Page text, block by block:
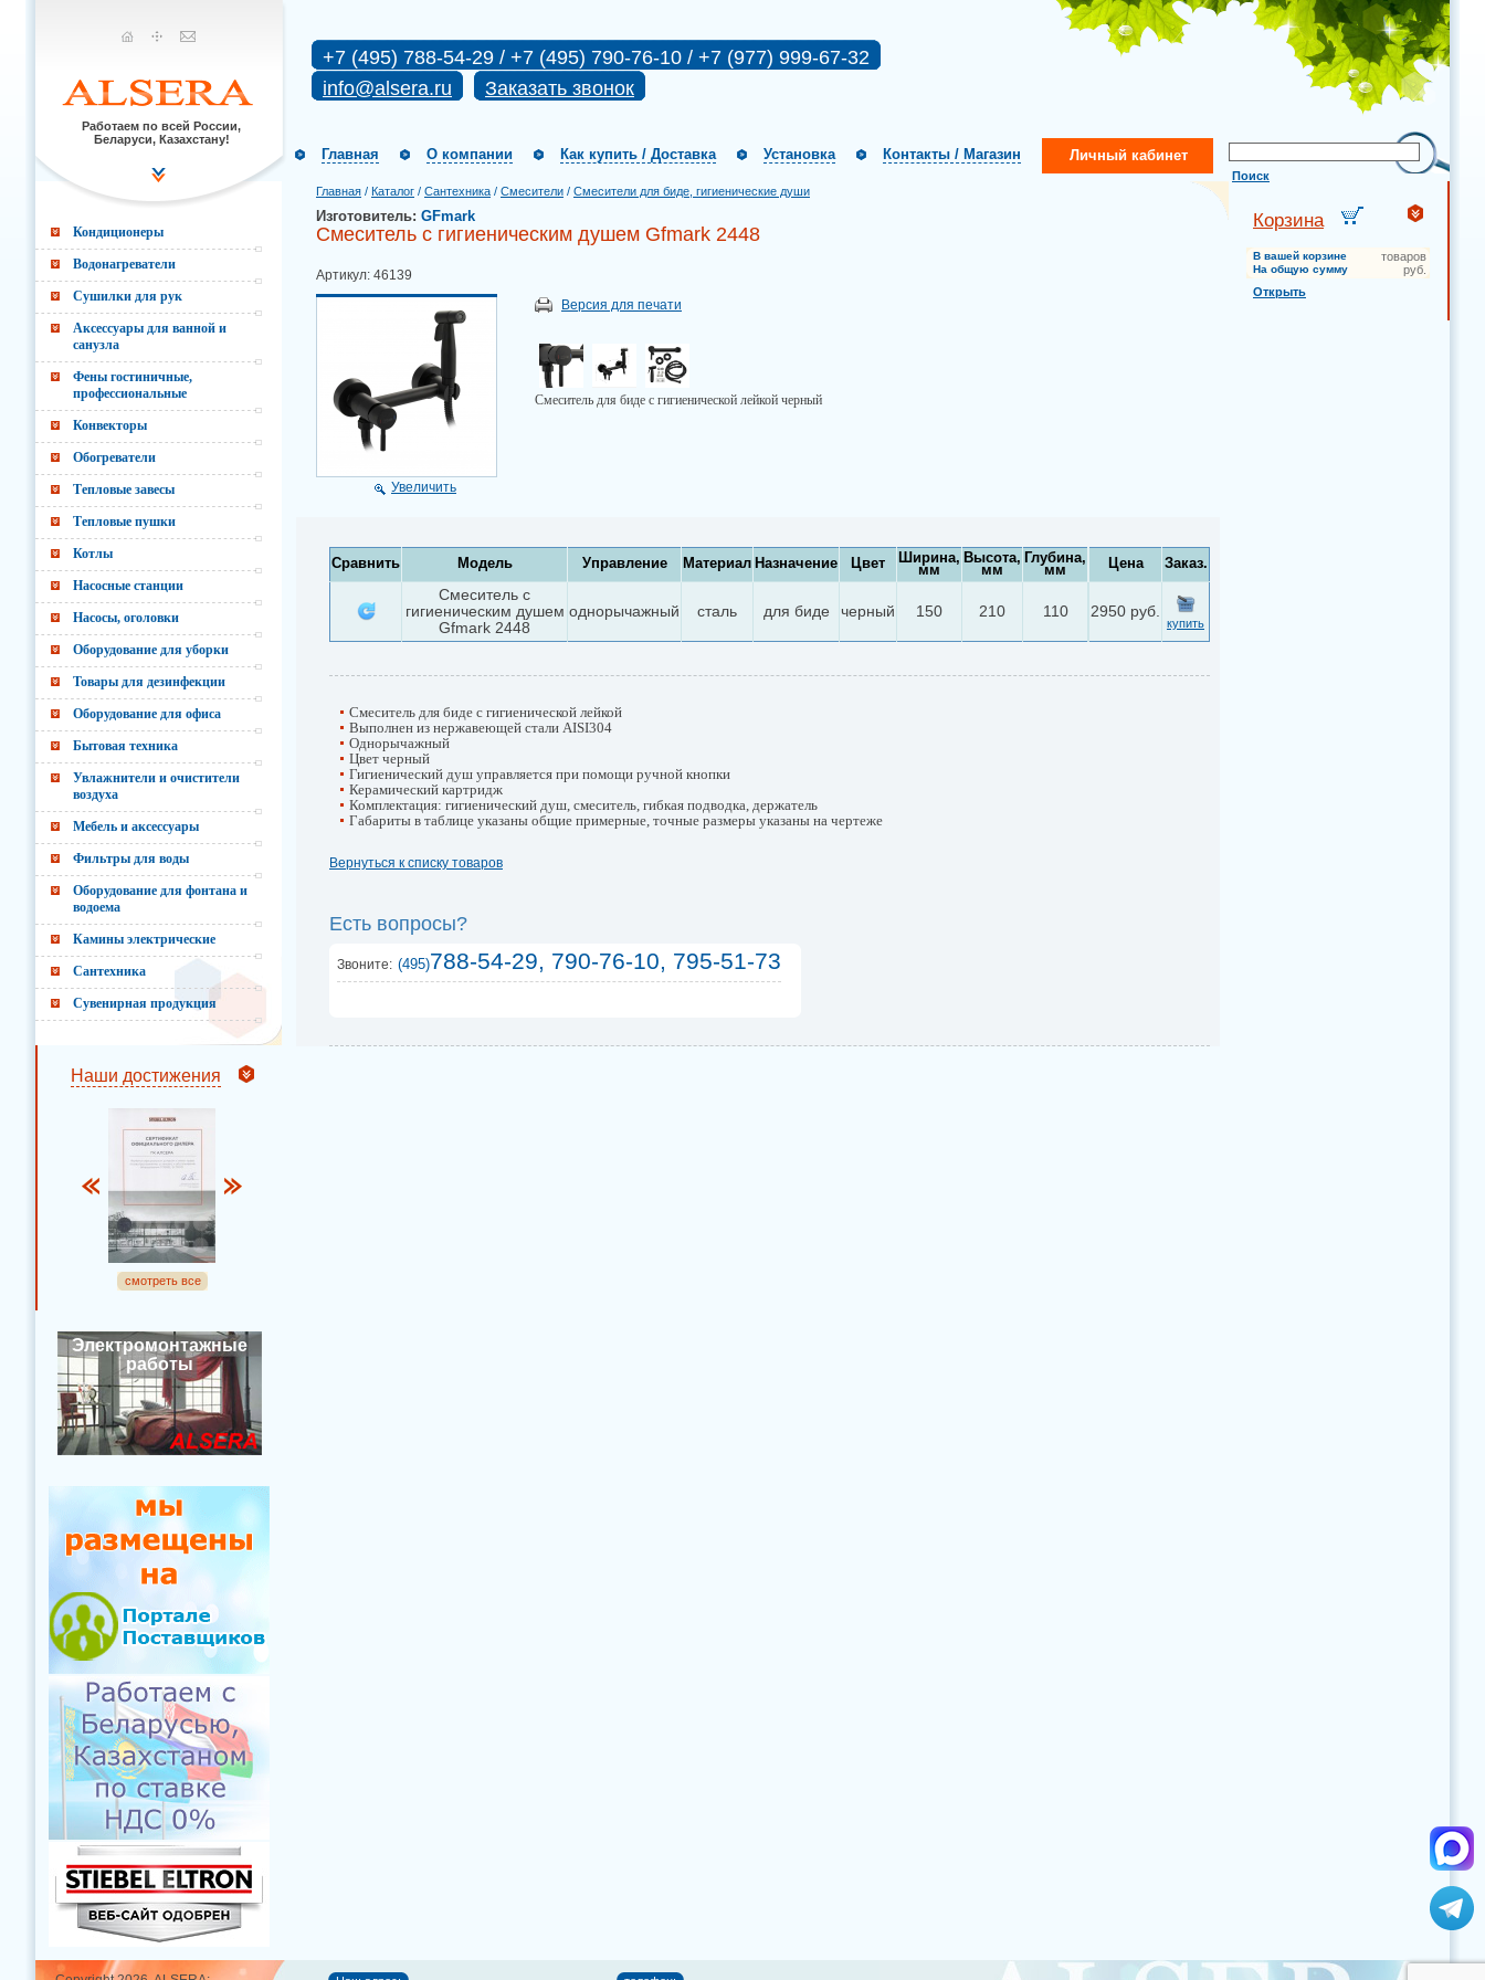
Работаем по всей России,
Беларуси, Казахстану!
+7 (495) 788-54-29 / +7 (495) 790-76-10 / +7 (977) 999-67-32
info@alsera.ru
Заказать звонок
Поиск
Главная О компании Как купить / Доставка Установка Контакты / Магазин Личный кабинет
Главная / Каталог / Сантехника / Смесители / Смесители для биде, гигиенические души
Изготовитель: GFmark
Смеситель с гигиеническим душем Gfmark 2448
Артикул: 46139
Увеличить
Версия для печати
Смеситель для биде с гигиенической лейкой черный
Сравнить Модель Управление Материал Назначение Цвет Ширина,
мм
Высота,
мм
Глубина,
мм Цена Заказ.
Смеситель с
гигиеническим душем
Gfmark 2448
однорычажный сталь для биде черный 150 210 110 2950 руб.
купить
Смеситель для биде с гигиенической лейкой
Выполнен из нержавеющей стали AISI304
Однорычажный
Цвет черный
Гигиенический душ управляется при помощи ручной кнопки
Керамический картридж
Комплектация: гигиенический душ, смеситель, гибкая подводка, держатель
Габариты в таблице указаны общие примерные, точные размеры указаны на чертеже
Вернуться к списку товаров
Есть вопросы?
Звоните: (495)788-54-29, 790-76-10, 795-51-73
Кондиционеры
Водонагреватели
Сушилки для рук
Аксессуары для ванной и
санузла
Фены гостиничные,
профессиональные
Конвекторы
Обогреватели
Тепловые завесы
Тепловые пушки
Котлы
Насосные станции
Насосы, оголовки
Оборудование для уборки
Товары для дезинфекции
Оборудование для офиса
Бытовая техника
Увлажнители и очистители
воздуха
Мебель и аксессуары
Фильтры для воды
Оборудование для фонтана и
водоема
Камины электрические
Сантехника
Сувенирная продукция
Наши достижения
смотреть все
Электромонтажные
работы
Корзина
В вашей корзине товаров
На общую сумму
руб.
Открыть